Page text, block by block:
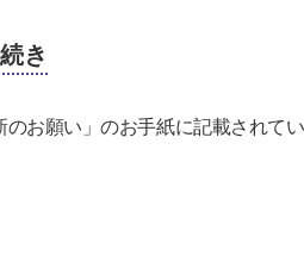
き
のお願い」のお手紙に記載されて